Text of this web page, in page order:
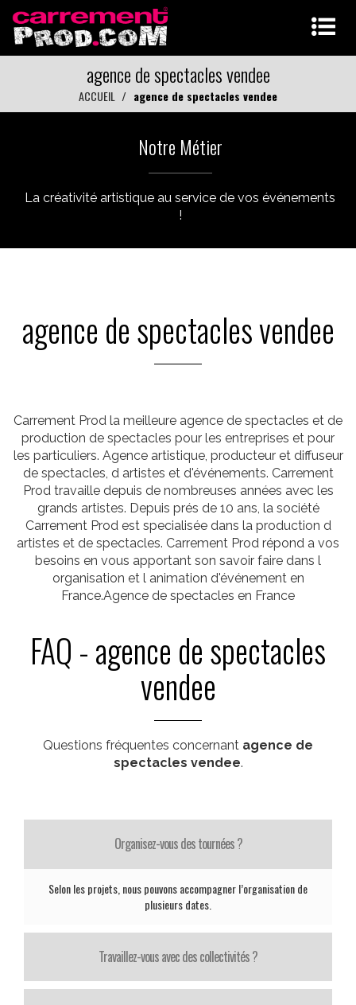
agence de spectacles vendee
ACCUEIL agence de spectacles vendee
Notre Métier
La créativité artistique au service de vos événements
!
agence de spectacles vendee
Carrement Prod la meilleure agence de spectacles et de
production de spectacles pour les entreprises et pour
les particuliers. Agence artistique, producteur et diffuseur
de spectacles, d artistes et d'événements. Carrement
Prod travaille depuis de nombreuses années avec les
grands artistes. Depuis prés de 10 ans, la société
Carrement Prod est specialisée dans la production d
artistes et de spectacles. Carrement Prod répond a vos
besoins en vous apportant son savoir faire dans l
organisation et l animation d'événement en
France.Agence de spectacles en France
FAQ - agence de spectacles
vendee
Questions fréquentes concernant agence de
spectacles vendee.
Organisez-vous des tournées ?
Selon les projets, nous pouvons accompagner l’organisation de
plusieurs dates.
Travaillez-vous avec des collectivités ?